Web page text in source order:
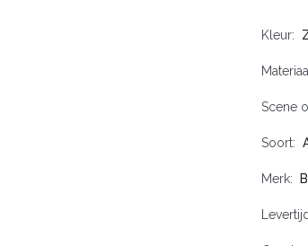
Kleur
Scene
Soort
Merk